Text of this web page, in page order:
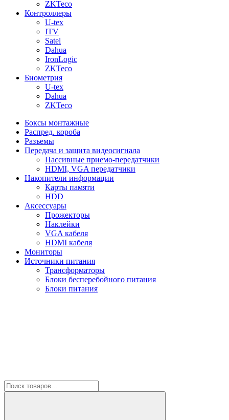
ZKTeco
Контроллеры
U-tex
ITV
Satel
Dahua
IronLogic
ZKTeco
Биометрия
U-tex
Dahua
ZKTeco
Боксы монтажные
Распред. короба
Разъемы
Передача и защита видеосигнала
Пассивные приемо-передатчики
HDMI, VGA передатчики
Накопители информации
Карты памяти
HDD
Аксессуары
Прожекторы
Наклейки
VGA кабеля
HDMI кабеля
Мониторы
Источники питания
Трансформаторы
Блоки бесперебойного питания
Блоки питания